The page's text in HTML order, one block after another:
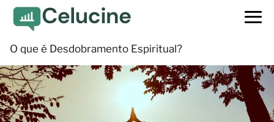
O que é Desdobramento Espiritual?